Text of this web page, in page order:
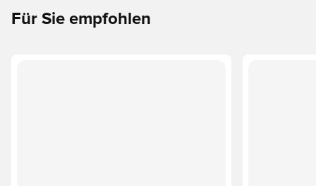
Für Sie empfohlen